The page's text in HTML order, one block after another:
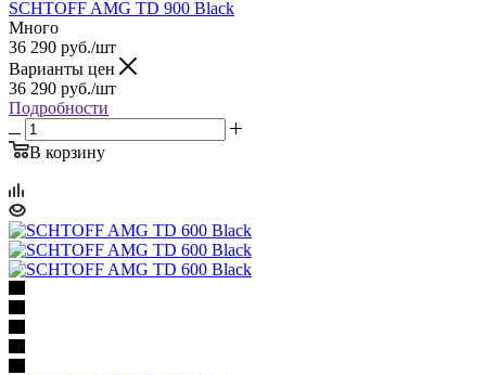
SCHTOFF AMG TD 900 Black
Много
36 290 руб./шт
Варианты цен
36 290 руб./шт
Подробности
В корзину